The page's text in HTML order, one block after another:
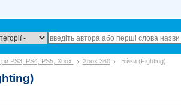
PS3, PS4, PS5, Xbox Xbox 360 Бійки (Fighting)